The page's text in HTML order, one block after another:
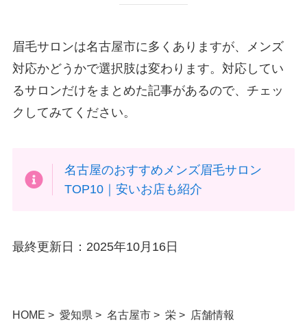
眉毛サロンは名古屋市に多くありますが、メンズ
対応かどうかで選択肢は変わります。対応してい
るサロンだけをまとめた記事があるので、チェッ
クしてみてください。
名古屋のおすすめメンズ眉毛サロン
TOP10｜安いお店も紹介
最終更新日：2025年10月16日
HOME 愛知県 名古屋市 栄 店舗情報